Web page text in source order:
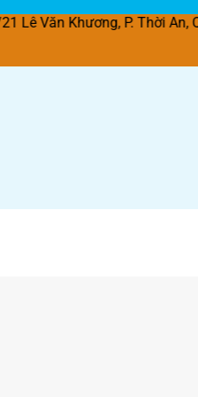
Khương, P. Thời An, Q.12,